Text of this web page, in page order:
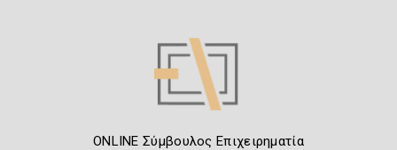
ONLINE Σύμβουλος Επιχειρηματία